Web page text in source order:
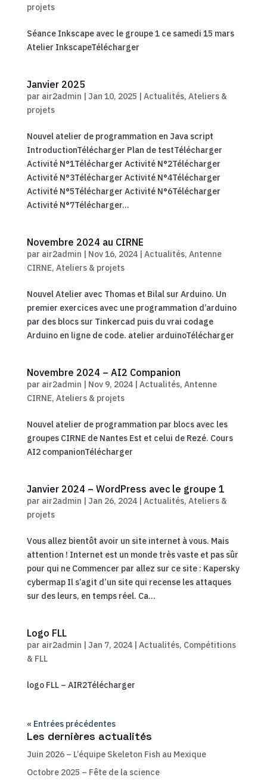
projets
Séance Inkscape avec le groupe 1 ce samedi 15 mars
Atelier InkscapeTélécharger
Janvier 2025
par air2admin | Jan 10, 2025 | Actualités, Ateliers &
projets
Nouvel atelier de programmation en Java script
IntroductionTélécharger Plan de testTélécharger
Activité N°1Télécharger Activité N°2Télécharger
Activité N°3Télécharger Activité N°4Télécharger
Activité N°5Télécharger Activité N°6Télécharger
Activité N°7Télécharger...
Novembre 2024 au CIRNE
par air2admin | Nov 16, 2024| Actualités, Antenne
CIRNE, Ateliers & projets
Nouvel Atelier avec Thomas et Bilal sur Arduino. Un
premier exercices avec une programmation d’arduino
par des blocs sur Tinkercad puis du vrai codage
Arduino en ligne de code. atelier arduinoTélécharger
Novembre 2024 – AI2 Companion
par air2admin | Nov 9, 2024| Actualités, Antenne
CIRNE, Ateliers & projets
Nouvel atelier de programmation par blocs avec les
groupes CIRNE de Nantes Est et celui de Rezé. Cours
AI2 companionTélécharger
Janvier 2024 – WordPress avec le groupe 1
par air2admin | Jan 26, 2024| Actualités, Ateliers &
projets
Vous allez bientôt avoir un site internet à vous. Mais
attention ! Internet est un monde très vaste et pas sûr
pour qui ne Commencer par allez sur ce site : Kapersky
cybermap Il s’agit d’un site qui recense les attaques
sur des leurs, en temps réel. Ca...
Logo FLL
par air2admin | Jan 7, 2024| Actualités, Compétitions
& FLL
logo FLL – AIR2Télécharger
« Entrées précédentes
Les dernières actualités
Juin 2026 – L’équipe Skeleton Fish au Mexique
Octobre 2025 – Fête de la science